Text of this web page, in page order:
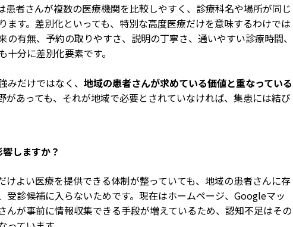
患者さんが複数の医療機関を比較しやすく、診療科名や場所が同じ
ます。差別化といっても、特別な高度医療だけを意味するわけでは
の有無、予約の取りやすさ、説明の丁寧さ、通いやすい診療時間、
分に差別化要素です。
みだけではなく、 地域の患者さんが求めている価値と重なっている
があっても、それが地域で必要とされていなければ、集患には結び
しますか？
けよい医療を提供できる体制が整っていても、地域の患者さんに存
受診候補に入らないためです。現在はホームページ、Googleマッ
んが事前に情報収集できる手段が増えているため、認知不足はその